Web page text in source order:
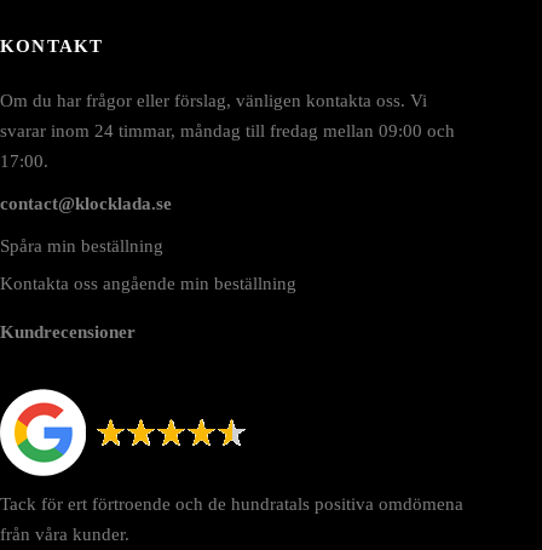
KONTAKT
Om du har frågor eller förslag, vänligen kontakta oss. Vi
svarar inom 24 timmar, måndag till fredag mellan 09:00 och
17:00.
contact@klocklada.se
Spåra min beställning
Kontakta oss angående min beställning
Kundrecensioner
Tack för ert förtroende och de hundratals positiva omdömena
från våra kunder.